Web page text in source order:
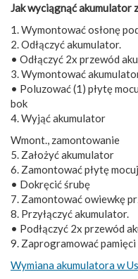
Jak wyciągnąć akumulator
1. Wymontować osłonę
2. Odłączyć akumulator.
• Odłączyć 2x przewód
3. Wymontować
• Poluzować (1) płytę
bok
4. Wyjąć akumulator
Wmont., zamontowanie
5. Założyć akumulator
6. Zamontować płytę
• Dokręcić śrubę
7. Zamontować owiewkę
8. Przyłączyć akumulator.
• Podłączyć 2x przewód
9. Zaprogramować
Wymiana akumulatora w